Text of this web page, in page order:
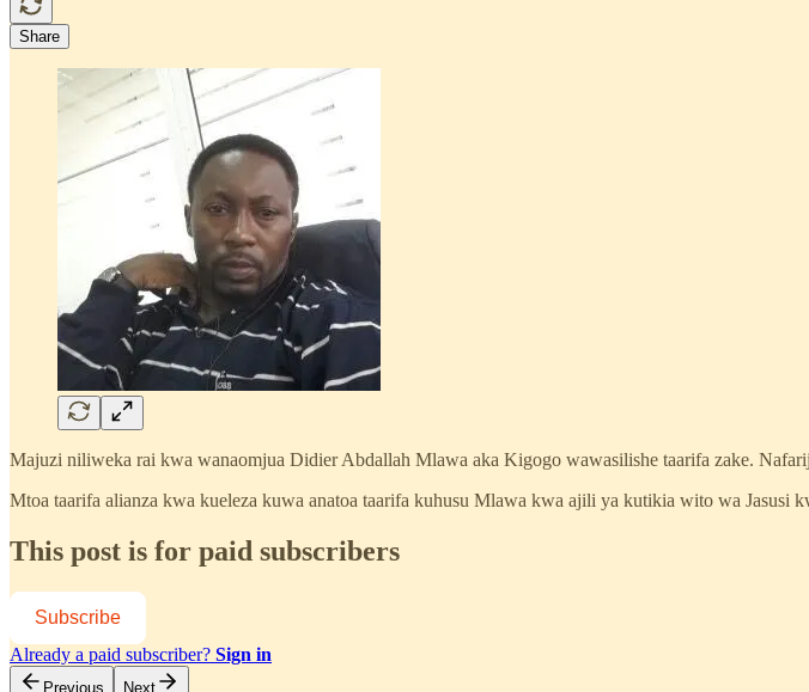
Share
Majuzi niliweka rai kwa wanaomjua Didier Abdallah Mlawa aka Kigogo wawasilishe taarifa zake.
Mtoa taarifa alianza kwa kueleza kuwa anatoa taarifa kuhusu Mlawa kwa ajili ya kutikia wito wa
This post is for paid subscribers
Subscribe
Already a paid subscriber? Sign in
Previous Next